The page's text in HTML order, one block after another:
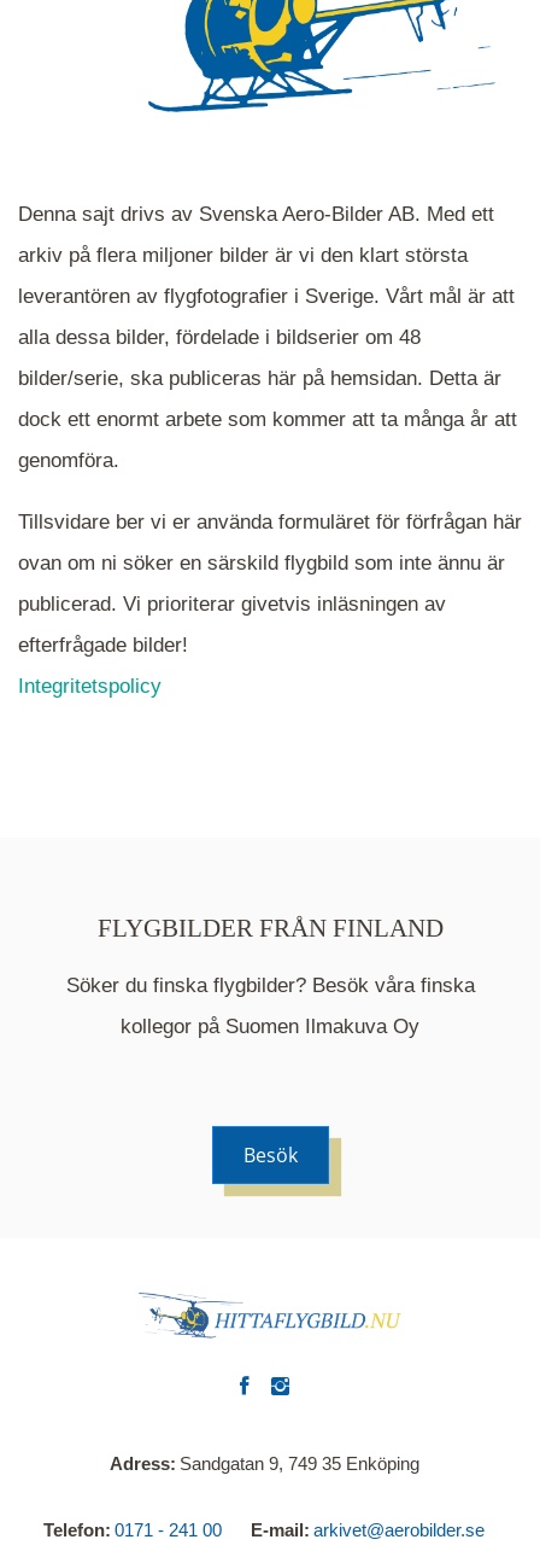
När du ser blåa, röda eller gröna mappar är det
en serie i varje. Dra i kartan för att komma
närmare det område Du söker och klicka på
mappen.
Mappen är en medelpunkt över fotat område och
kommer nu visa de fastigheter som finns just här.
Denna sajt drivs av Svenska Aero-Bilder AB. Med ett
arkiv på flera miljoner bilder är vi den klart största
leverantören av flygfotografier i Sverige. Vårt mål är att
alla dessa bilder, fördelade i bildserier om 48
bilder/serie, ska publiceras här på hemsidan. Detta är
dock ett enormt arbete som kommer att ta många år att
genomföra.
Tillsvidare ber vi er använda formuläret för förfrågan här
ovan om ni söker en särskild flygbild som inte ännu är
publicerad. Vi prioriterar givetvis inläsningen av
efterfrågade bilder!
Integritetspolicy
FLYGBILDER FRÅN FINLAND
Söker du finska flygbilder? Besök våra finska
kollegor på Suomen Ilmakuva Oy
Besök
Adress Sandgatan 9, 749 35 Enköping
Telefon 0171 - 241 00 E-mail arkivet@aerobilder.se